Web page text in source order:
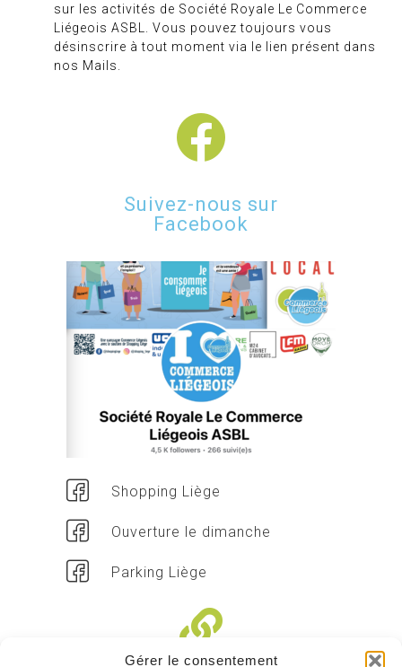
Gérer le consentement
sur les activités de Société Royale Le Commerce
Liégeois ASBL. Vous pouvez toujours vous
désinscrire à tout moment via le lien présent dans
nos Mails.
Suivez-nous sur
Facebook
Shopping Liège
Ouverture le dimanche
Parking Liège